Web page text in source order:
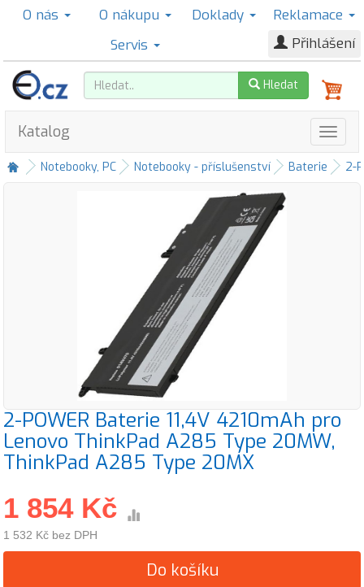
O nás O nákupu Doklady
Reklamace
Servis
Přihlášení
Hledat
Katalog
Notebooky, PC Notebooky - příslušenství Baterie 2-
2-POWER Baterie 11,4V 4210mAh pro
Lenovo ThinkPad A285 Type 20MW,
ThinkPad A285 Type 20MX
1 854 Kč
1 532 Kč bez DPH
Do košíku